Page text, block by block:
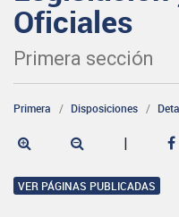
Oficiales
Primera sección
Primera Disposiciones
|
VER PÁGINAS PUBLICADAS